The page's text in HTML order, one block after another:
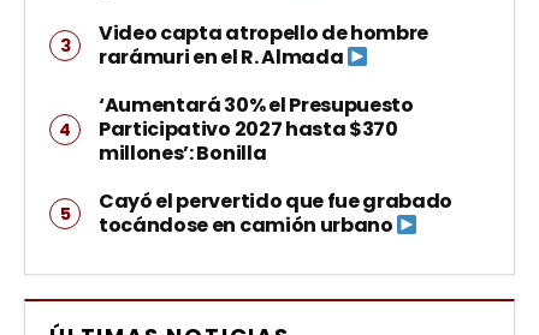
Video capta atropello de hombre
rarámuri en el R. Almada
‘Aumentará 30% el Presupuesto
Participativo 2027 hasta $370
millones’: Bonilla
Cayó el pervertido que fue grabado
tocándose en camión urbano